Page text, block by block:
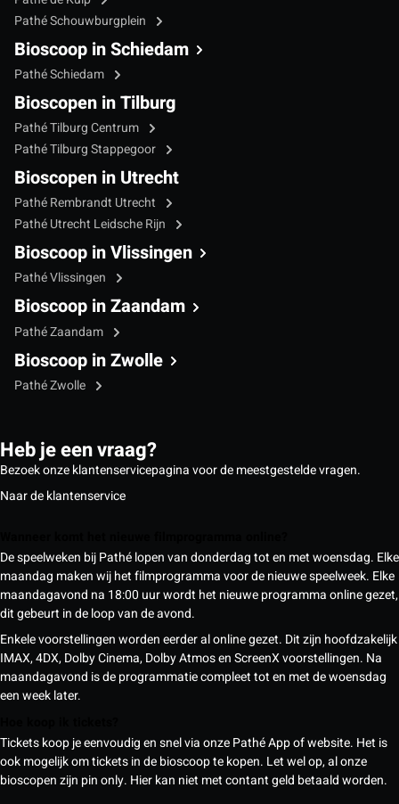
Pathé Schouwburgplein
Bioscoop in Schiedam
Pathé Schiedam
Bioscopen in Tilburg
Pathé Tilburg Centrum
Pathé Tilburg Stappegoor
Bioscopen in Utrecht
Pathé Rembrandt Utrecht
Pathé Utrecht Leidsche Rijn
Bioscoop in Vlissingen
Pathé Vlissingen
Bioscoop in Zaandam
Pathé Zaandam
Bioscoop in Zwolle
Pathé Zwolle
Heb je een vraag?
Bezoek onze klantenservicepagina voor de meestgestelde vragen.
Naar de klantenservice
De speelweken bij Pathé lopen van donderdag tot en met woensdag. Elke
maandag maken wij het filmprogramma voor de nieuwe speelweek. Elke
maandagavond na 18:00 uur wordt het nieuwe programma online gezet,
dit gebeurt in de loop van de avond.
Enkele voorstellingen worden eerder al online gezet. Dit zijn hoofdzakelijk
IMAX, 4DX, Dolby Cinema, Dolby Atmos en ScreenX voorstellingen. Na
maandagavond is de programmatie compleet tot en met de woensdag
een week later.
Tickets koop je eenvoudig en snel via onze Pathé App of website. Het is
ook mogelijk om tickets in de bioscoop te kopen. Let wel op, al onze
bioscopen zijn pin only. Hier kan niet met contant geld betaald worden.